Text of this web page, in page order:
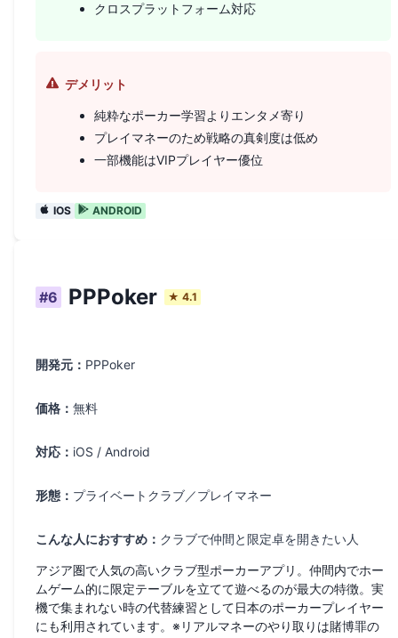
クロスプラットフォーム対応
デメリット
純粋なポーカー学習よりエンタメ寄り
プレイマネーのため戦略の真剣度は低め
一部機能はVIPプレイヤー優位
IOS ANDROID
#6 PPPoker ★ 4.1
開発元： PPPoker
価格： 無料
対応： iOS / Android
形態： プライベートクラブ／プレイマネー
こんな人におすすめ： クラブで仲間と限定卓を開きたい人
アジア圏で人気の高いクラブ型ポーカーアプリ。仲間内でホー
ムゲーム的に限定テーブルを立てて遊べるのが最大の特徴。実
機で集まれない時の代替練習として日本のポーカープレイヤー
にも利用されています。※リアルマネーのやり取りは賭博罪の